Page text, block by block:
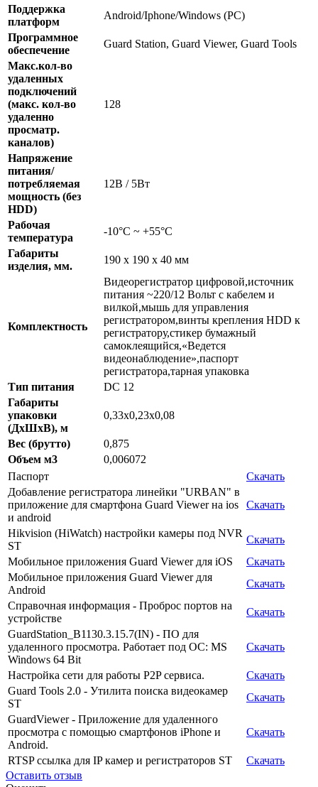
Поддержка
платформ
Android/Iphone/Windows (PC)
Программное
обеспечение
Guard Station, Guard Viewer, Guard Tools
Макс.кол-во
удаленных
подключений
(макс. кол-во
удаленно
просматр.
каналов)
128
Напряжение
питания/
потребляемая
мощность (без
HDD)
12В / 5Вт
Рабочая
температура
-10°C ~ +55°C
Габариты
изделия, мм.
190 х 190 х 40 мм
Комплектность
Видеорегистратор цифровой,источник
питания ~220/12 Вольт с кабелем и
вилкой,мышь для управления
регистратором,винты крепления HDD к
регистратору,стикер бумажный
самоклеящийся,«Ведется
видеонаблюдение»,паспорт
регистратора,тарная упаковка
Тип питания
DC 12
Габариты
упаковки
(ДхШхВ), м
0,33x0,23x0,08
Вес (брутто)
0,875
Объем м3
0,006072
Паспорт
Скачать
Добавление регистратора линейки "URBAN" в
приложение для смартфона Guard Viewer на ios
и android
Скачать
Hikvision (HiWatch) настройки камеры под NVR
ST
Скачать
Мобильное приложения Guard Viewer для iOS
Скачать
Мобильное приложения Guard Viewer для
Android
Скачать
Справочная информация - Проброс портов на
устройстве
Скачать
GuardStation_B1130.3.15.7(IN) - ПО для
удаленного просмотра. Работает под ОС: MS
Windows 64 Bit
Скачать
Настройка сети для работы P2P сервиса.
Скачать
Guard Tools 2.0 - Утилита поиска видеокамер
ST
Скачать
GuardViewer - Приложение для удаленного
просмотра с помощью смартфонов iPhone и
Android.
Скачать
RTSP ссылка для IP камер и регистраторов ST
Скачать
Оставить отзыв